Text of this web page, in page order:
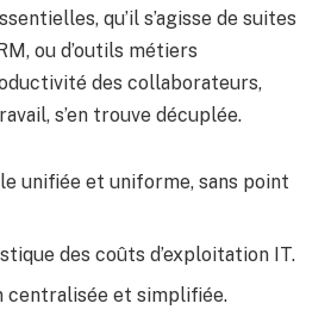
qu’il s’agisse de suites
ou d’outils métiers
des collaborateurs,
s’en trouve décuplée.
unifiée et uniforme, sans point
des coûts d’exploitation IT.
et simplifiée.